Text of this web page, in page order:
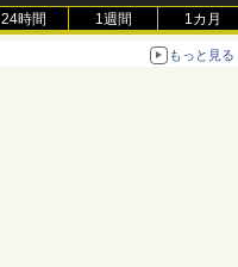
24時間 1週間 1カ月
もっと見る